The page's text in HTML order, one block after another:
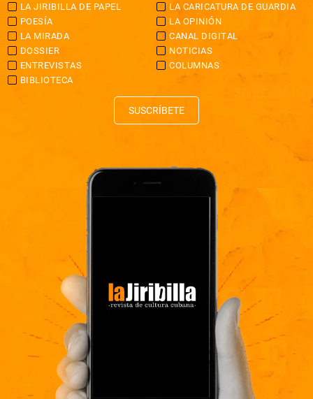
LA JIRIBILLA DE PAPEL
LA CARICATURA DE GUARDIA
POESÍA
LA OPINIÓN
LA MIRADA
CANAL DIGITAL
DOSSIER
NOTICIAS
ENTREVISTAS
COLUMNAS
BIBLIOTECA
SUSCRÍBETE